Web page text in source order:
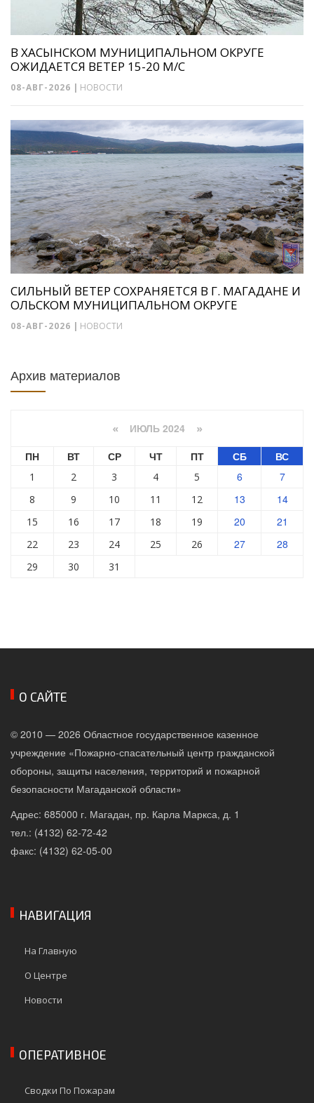
В ХАСЫНСКОМ МУНИЦИПАЛЬНОМ ОКРУГЕ
ОЖИДАЕТСЯ ВЕТЕР 15-20 М/С
08-АВГ-2026 | НОВОСТИ
СИЛЬНЫЙ ВЕТЕР СОХРАНЯЕТСЯ В Г. МАГАДАНЕ И
ОЛЬСКОМ МУНИЦИПАЛЬНОМ ОКРУГЕ
08-АВГ-2026 | НОВОСТИ
Архив материалов
« ИЮЛЬ 2024 »
ПН ВТ СР ЧТ ПТ СБ ВС
1 2 3 4 5 6 7
8 9 10 11 12 13 14
15 16 17 18 19 20 21
22 23 24 25 26 27 28
29 30 31
О САЙТЕ
© 2010 — 2026 Областное государственное казенное
учреждение «Пожарно-спасательный центр гражданской
обороны, защиты населения, территорий и пожарной
безопасности Магаданской области»
Адрес: 685000 г. Магадан, пр. Карла Маркса, д. 1
тел.: (4132) 62-72-42
факс: (4132) 62-05-00
НАВИГАЦИЯ
На Главную
О Центре
Новости
ОПЕРАТИВНОЕ
Сводки По Пожарам